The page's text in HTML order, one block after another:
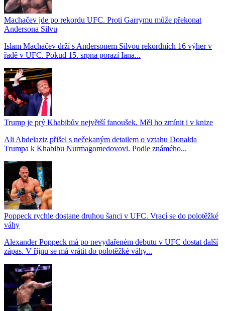
Machačev jde po rekordu UFC. Proti Garrymu může překonat
Andersona Silvu
Islam Machačev drží s Andersonem Silvou rekordních 16 výher v
řadě v UFC. Pokud 15. srpna porazí Iana...
Trump je prý Khabibův největší fanoušek. Měl ho zmínit i v knize
Ali Abdelaziz přišel s nečekaným detailem o vztahu Donalda
Trumpa k Khabibu Nurmagomedovovi. Podle známého...
Poppeck rychle dostane druhou šanci v UFC. Vrací se do polotěžké
váhy
Alexander Poppeck má po nevydařeném debutu v UFC dostat další
zápas. V říjnu se má vrátit do polotěžké váhy...